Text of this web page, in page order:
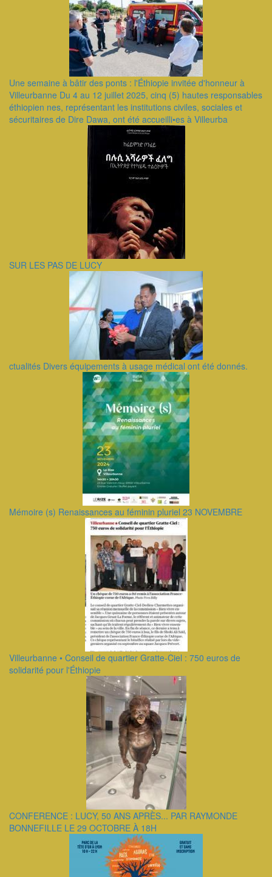
Une semaine à bâtir des ponts : l'Éthiopie invitée d'honneur à
Villeurbanne Du 4 au 12 juillet 2025, cinq (5) hautes responsables
éthiopien nes, représentant les institutions civiles, sociales et
sécuritaires de Dire Dawa, ont été accueilli•es à Villeurba
SUR LES PAS DE LUCY
ctualités Divers équipements à usage médical ont été donnés.
Mémoire (s) Renaissances au féminin pluriel 23 NOVEMBRE
Villeurbanne • Conseil de quartier Gratte-Ciel : 750 euros de
solidarité pour l'Éthiopie
CONFERENCE : LUCY, 50 ANS APRÈS... PAR RAYMONDE
BONNEFILLE LE 29 OCTOBRE À 18H